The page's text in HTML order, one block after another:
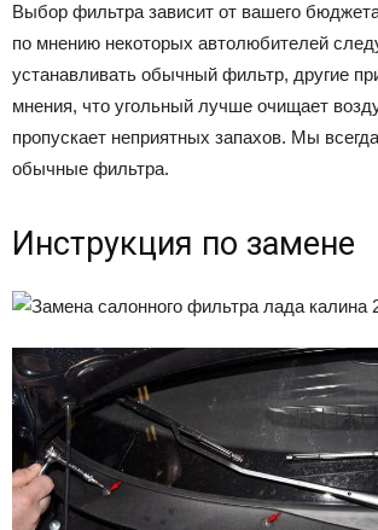
Выбор фильтра зависит от вашего
по мнению некоторых автолюбителей
устанавливать обычный фильтр, другие
мнения, что угольный лучше очищает
пропускает неприятных запахов. Мы
обычные фильтра.
Инструкция по замене